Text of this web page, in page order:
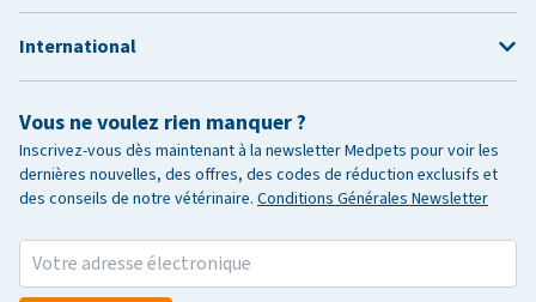
Vous ne voulez rien manquer ?
Inscrivez-vous dès maintenant à la newsletter Medpets pour voir les
dernières nouvelles, des offres, des codes de réduction exclusifs et
des conseils de notre vétérinaire. Conditions Générales Newsletter
International